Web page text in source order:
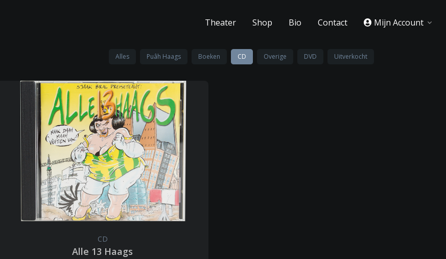
Theater Shop Bio Contact Mijn Account
Alles Puâh Haags Boeken CD Overige DVD Uitverkocht
CD
Alle 13 Haags